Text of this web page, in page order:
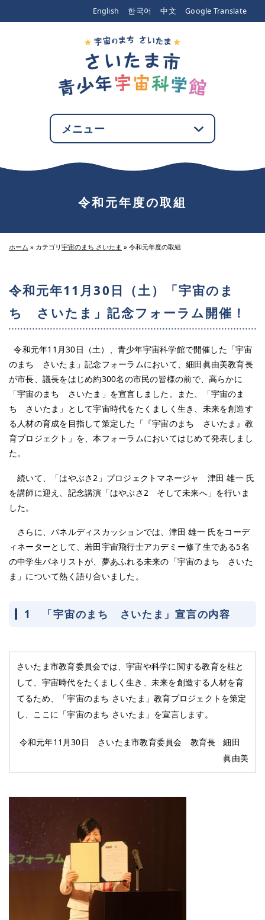
English 한국어 中文 Google Translate
メニュー
令和元年度の取組
ホーム » カテゴリ 宇宙のまち さいたま » 令和元年度の取組
令和元年11月30日（土）「宇宙のま
ち さいたま」記念フォーラム開催！
令和元年11月30日（土）、青少年宇宙科学館で開催した「宇宙
のまち さいたま」記念フォーラムにおいて、細田眞由美教育長
が市長、議長をはじめ約300名の市民の皆様の前で、高らかに
「宇宙のまち さいたま」を宣言しました。また、「宇宙のま
ち さいたま」として宇宙時代をたくましく生き、未来を創造す
る人材の育成を目指して策定した「『宇宙のまち さいたま』教
育プロジェクト」を、本フォーラムにおいてはじめて発表しまし
た。
続いて、「はやぶさ2」プロジェクトマネージャ 津田 雄一 氏
を講師に迎え、記念講演「はやぶさ2 そして未来へ」を行いま
した。
さらに、パネルディスカッションでは、津田 雄一 氏をコーデ
ィネーターとして、若田宇宙飛行士アカデミー修了生である5名
の中学生パネリストが、夢あふれる未来の「宇宙のまち さいた
ま」について熱く語り合いました。
1 「宇宙のまち さいたま」宣言の内容
さいたま市教育委員会では、宇宙や科学に関する教育を柱と
して、宇宙時代をたくましく生き、未来を創造する人材を育
てるため、「宇宙のまち さいたま」教育プロジェクトを策定
し、ここに「宇宙のまち さいたま」を宣言します。
令和元年11月30日 さいたま市教育委員会 教育長 細田
眞由美